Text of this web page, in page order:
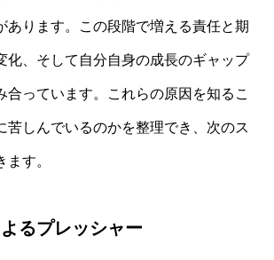
あります。この段階で増える責任と期
化、そして自分自身の成長のギャップ
合っています。これらの原因を知るこ
苦しんでいるのかを整理でき、次のス
す。
るプレッシャー